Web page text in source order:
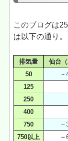
このブログは
は以下の通り。
排気量 仙台（
50
－
125
250
400
750
＋
750以上
＋